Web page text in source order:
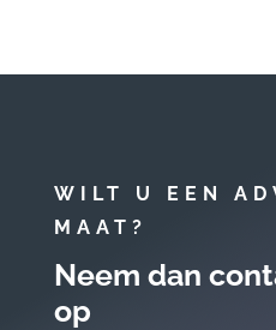
WILT U EEN
MAAT?
Neem dan
op